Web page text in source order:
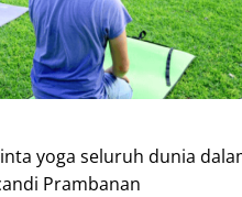
yoga seluruh dunia
Prambanan